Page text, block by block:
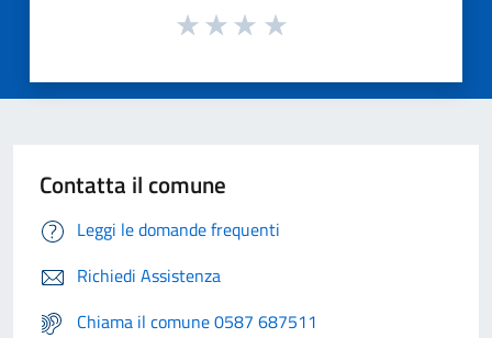
Contatta il comune
Leggi le domande frequenti
Richiedi Assistenza
Chiama il comune 0587 687511